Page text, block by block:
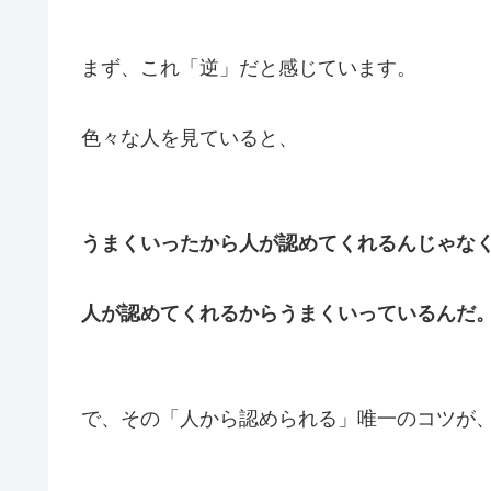
まず、これ「逆」だと感じています。
色々な人を見ていると、
うまくいったから人が認めてくれるんじゃなく
人が認めてくれるからうまくいっているんだ。
で、その「人から認められる」唯一のコツが、